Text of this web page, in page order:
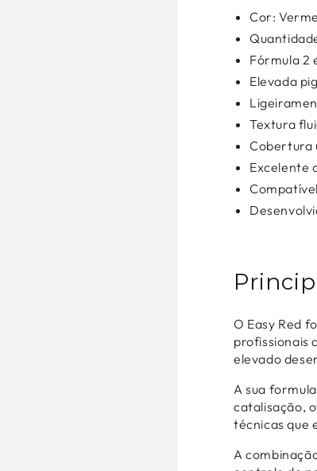
Cor:
Fórmula 2
Elevada
Textura
Cobertura
Excelente
O Easy Red
profissionais
elevado
A sua
catalisação,
técnicas que
A